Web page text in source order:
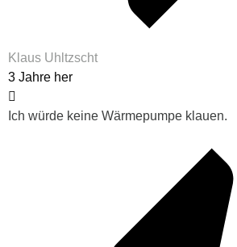
Klaus Uhltzscht
3 Jahre her
Ich würde keine Wärmepumpe klauen.